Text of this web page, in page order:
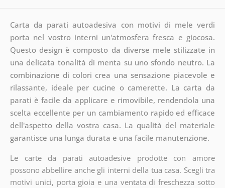
Carta da parati autoadesiva con motivi di mele verdi
porta nel vostro interni un'atmosfera fresca e giocosa.
Questo design è composto da diverse mele stilizzate in
una delicata tonalità di menta su uno sfondo neutro. La
combinazione di colori crea una sensazione piacevole e
rilassante, ideale per cucine o camerette. La carta da
parati è facile da applicare e rimovibile, rendendola una
scelta eccellente per un cambiamento rapido ed efficace
dell'aspetto della vostra casa. La qualità del materiale
garantisce una lunga durata e una facile manutenzione.
Le carte da parati autoadesive prodotte con amore
possono abbellire anche gli interni della tua casa. Scegli tra
motivi unici, porta gioia e una ventata di freschezza sotto